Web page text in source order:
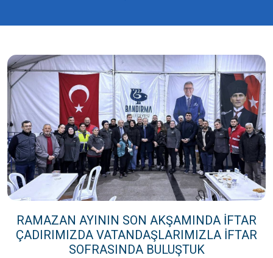
RAMAZAN AYININ SON AKŞAMINDA İFTAR
ÇADIRIMIZDA VATANDAŞLARIMIZLA İFTAR
SOFRASINDA BULUŞTUK